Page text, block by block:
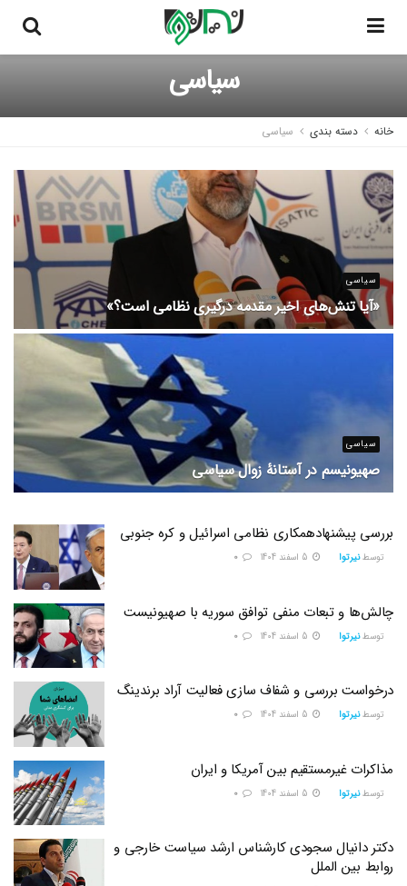
سیاسی
خانه دسته بندی سیاسی
سیاسی
«آیا تنش‌های اخیر مقدمه درگیری نظامی است؟»
5 اسفند 1404
سیاسی
صهیونیسم در آستانۀ زوال سیاسی
بررسی پیشنهادهمکاری نظامی اسرائیل و کره جنوبی
توسط نیرتوا
چالش‌ها و تبعات منفی توافق سوریه با صهیونیست
توسط نیرتوا
درخواست بررسی و شفاف سازی فعالیت آراد برندینگ
توسط نیرتوا
مذاکرات غیرمستقیم بین آمریکا و ایران
توسط نیرتوا
دکتر دانیال سجودی کارشناس ارشد سیاست خارجی و
روابط بین الملل